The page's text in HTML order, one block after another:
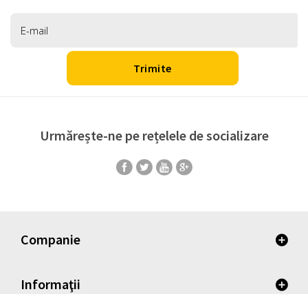
Urmărește-ne pe rețelele de socializare
Companie
Informaţii